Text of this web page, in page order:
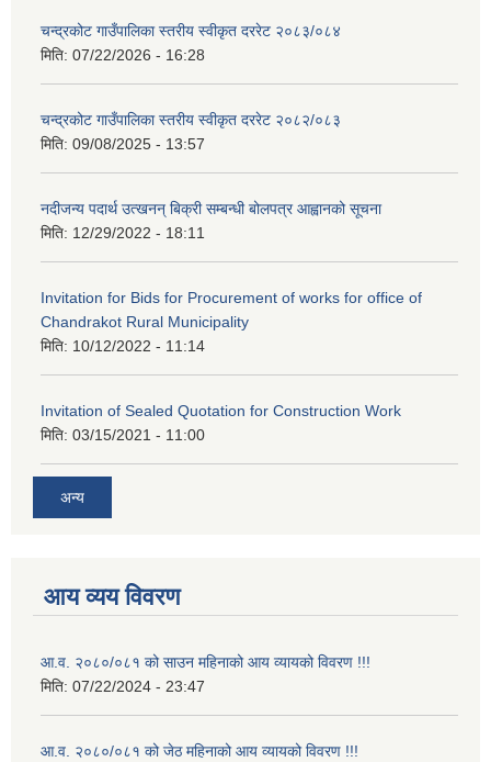
चन्द्रकोट गाउँपालिका स्तरीय स्वीकृत दररेट २०८३/०८४
मिति: 07/22/2026 - 16:28
चन्द्रकोट गाउँपालिका स्तरीय स्वीकृत दररेट २०८२/०८३
मिति: 09/08/2025 - 13:57
नदीजन्य पदार्थ उत्खनन् बिक्री सम्बन्धी बोलपत्र आह्वानको सूचना
मिति: 12/29/2022 - 18:11
Invitation for Bids for Procurement of works for office of
Chandrakot Rural Municipality
मिति: 10/12/2022 - 11:14
Invitation of Sealed Quotation for Construction Work
मिति: 03/15/2021 - 11:00
अन्य
आय व्यय विवरण
आ.व. २०८०/०८१ को साउन महिनाको आय व्यायको विवरण !!!
मिति: 07/22/2024 - 23:47
आ.व. २०८०/०८१ को जेठ महिनाको आय व्यायको विवरण !!!